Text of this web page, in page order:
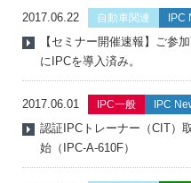
2017.06.22 自動車関連 IPC
【セミナー開催速報】ご参
にIPCを導入済み。
2017.06.01 IPC一般 IPC
認証IPCトレーナー（CIT）
始（IPC-A-610F）